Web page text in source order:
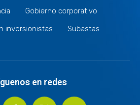
Gobierno corporativo
inversionistas
Subastas
en redes